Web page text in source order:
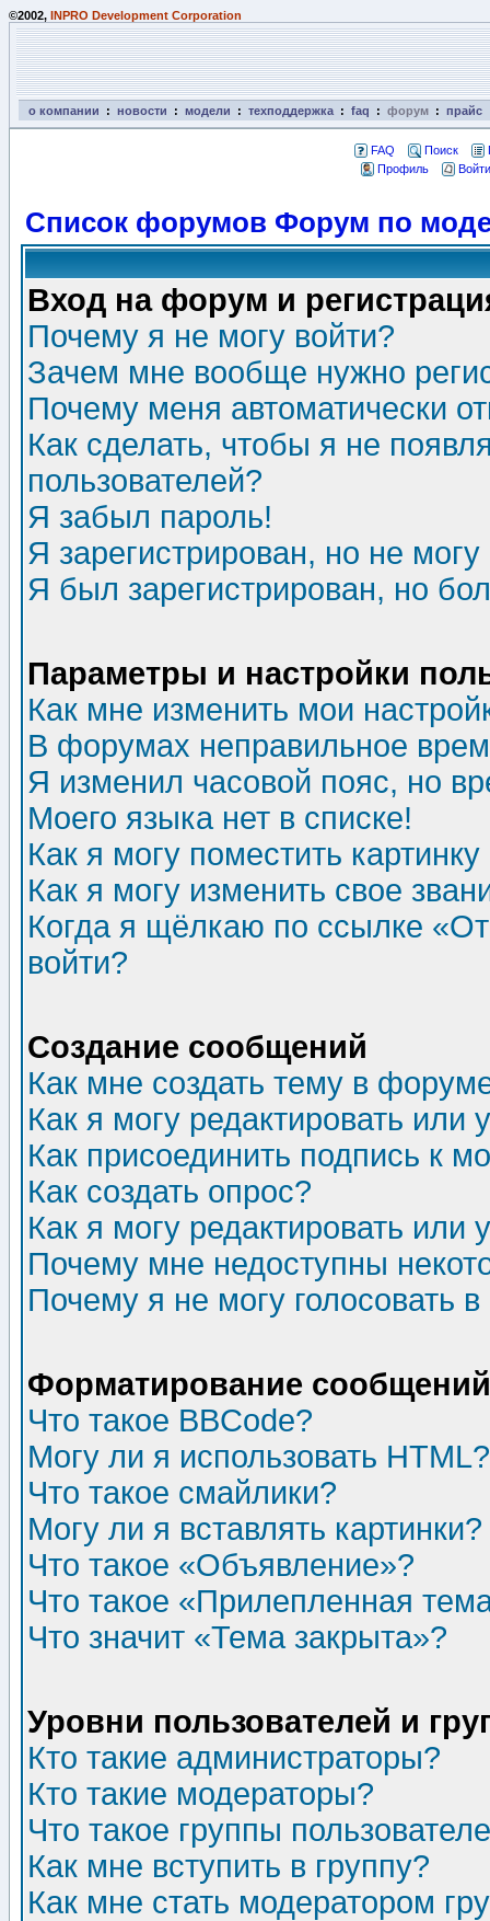
©2002, INPRO Development Corporation
о компании : новости : модели : техподдержка : faq : форум : прайс
FAQ Поиск
Профиль
Список форумов Форум по
Вход на форум и
Почему я не могу войти?
Зачем мне вообще нужно
Почему меня автоматически
Как сделать, чтобы я не
пользователей?
Я забыл пароль!
Я зарегистрирован, но не могу
Я был зарегистрирован, но
Параметры и настройки
Как мне изменить мои
В форумах неправильное
Я изменил часовой пояс, но
Моего языка нет в списке!
Как я могу поместить
Как я могу изменить свое
Когда я щёлкаю по ссылке
войти?
Создание сообщений
Как мне создать тему в
Как я могу редактировать или
Как присоединить подпись к
Как создать опрос?
Как я могу редактировать или
Почему мне недоступны
Почему я не могу голосовать
Форматирование
Что такое BBCode?
Могу ли я использовать HTML?
Что такое смайлики?
Могу ли я вставлять картинки?
Что такое «Объявление»?
Что такое «Прилепленная
Что значит «Тема закрыта»?
Уровни пользователей и
Кто такие администраторы?
Кто такие модераторы?
Что такое группы
Как мне вступить в группу?
Как мне стать модератором